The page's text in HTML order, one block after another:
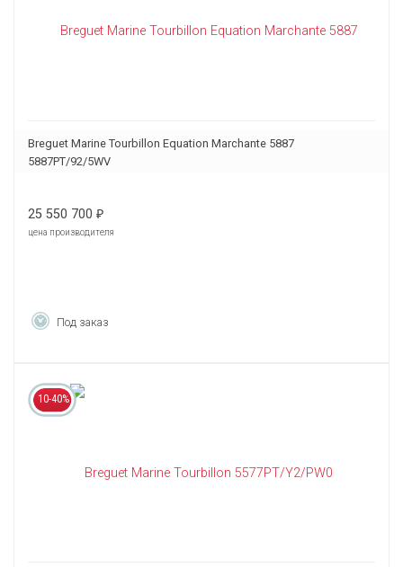
Breguet Marine Tourbillon Equation Marchante 5887
5887PT/92/5WV
25 550 700 ₽
цена производителя
Под заказ
10-40%